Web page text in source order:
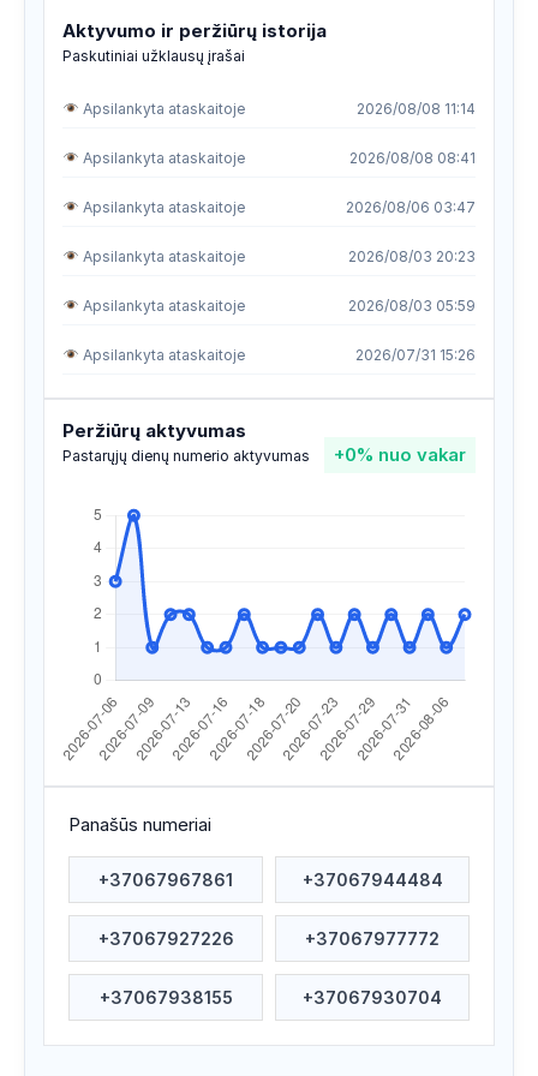
Aktyvumo ir peržiūrų istorija
Paskutiniai užklausų įrašai
Apsilankyta ataskaitoje 2026/08/08 11:14
Apsilankyta ataskaitoje 2026/08/08 08:41
Apsilankyta ataskaitoje 2026/08/06 03:47
Apsilankyta ataskaitoje 2026/08/03 20:23
Apsilankyta ataskaitoje 2026/08/03 05:59
Apsilankyta ataskaitoje 2026/07/31 15:26
Apsilankyta ataskaitoje 2026/07/30 19:13
Apsilankyta ataskaitoje 2026/07/30 19:12
Apsilankyta ataskaitoje
Apsilankyta ataskaitoje
Apsilankyta ataskaitoje 2026/07/23 19:32
Apsilankyta ataskaitoje 2026/07/22 19:38
Apsilankyta ataskaitoje 2026/07/22 08:23
Apsilankyta ataskaitoje 2026/07/17 12:59
Apsilankyta ataskaitoje 2026/07/17 07:11
Apsilankyta ataskaitoje 2026/07/16 09:16
Peržiūrų aktyvumas
Pastarųjų dienų numerio aktyvumas +0% nuo vakar
Panašūs numeriai
+37067967861 +37067944484
+37067927226 +37067977772
+37067938155 +37067930704